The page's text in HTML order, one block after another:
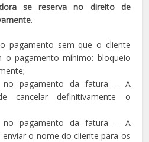
se reserva no direito de
.
pagamento sem que o cliente
o pagamento mínimo: bloqueio
pagamento da fatura – A
cancelar definitivamente o
pagamento da fatura – A
o nome do cliente para os